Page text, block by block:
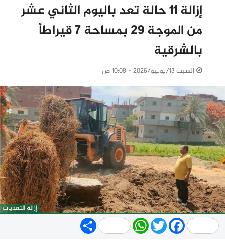
إزالة ١١ حالة تعد باليوم الثاني عشر
من الموجة ٢٩ بمساحة ٧ قيراطاً
بالشرقية
السبت 13/يونيو/2026 - 10:08 ص
إزالة التعديات
Share WhatsApp
TwitterFacebook